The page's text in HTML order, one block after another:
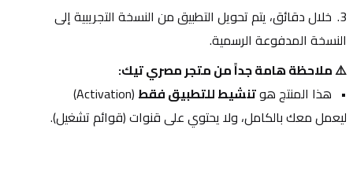
النسخة المدفوعة الرسمية.
⚠️ ملاحظة هامة جداً من متجر مصري تيك:
هذا المنتج هو تنشيط للتطبيق فقط
ليعمل معك بالكامل، ولا يحتوي على قنوات (قوائم تشغيل).